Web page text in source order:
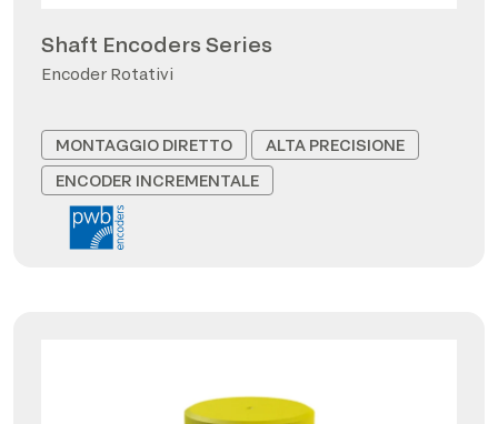
Shaft Encoders Series
Encoder Rotativi
MONTAGGIO DIRETTO
ALTA PRECISIONE
ENCODER INCREMENTALE